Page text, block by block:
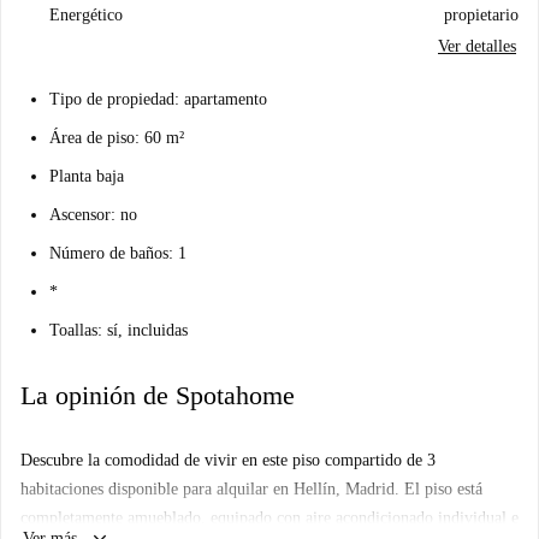
Energético
propietario
Ver detalles
Tipo de propiedad: apartamento
Área de piso: 60 m²
Planta baja
Ascensor: no
Número de baños: 1
*
Toallas: sí, incluidas
La opinión de Spotahome
Descubre la comodidad de vivir en este piso compartido de 3
habitaciones disponible para alquilar en Hellín, Madrid. El piso está
completamente amueblado, equipado con aire acondicionado individual e